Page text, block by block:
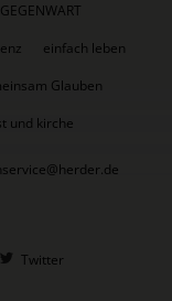
einfach leben
Glauben
und kirche
Twitter